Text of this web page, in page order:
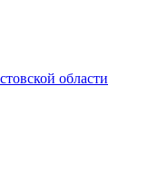
области